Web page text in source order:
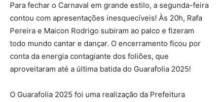
Para fechar o Carnaval em grande estilo, a segunda-feira
contou com apresentações inesquecíveis! Às 20h, Rafa
Pereira e Maicon Rodrigo subiram ao palco e fizeram
todo mundo cantar e dançar. O encerramento ficou por
conta da energia contagiante dos foliões, que
aproveitaram até a última batida do Guarafolia 2025!
O Guarafolia 2025 foi uma realização da Prefeitura